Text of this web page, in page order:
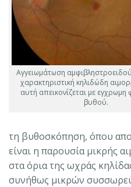
Αγγειωμάτωση
χαρακτηριστική κηλιδώδη
αυτή απεικονίζεται με
βυθού.
τη βυθοσκόπηση, όπου
είναι η παρουσία μικρής
στα όρια της ωχράς
συνήθως μικρών